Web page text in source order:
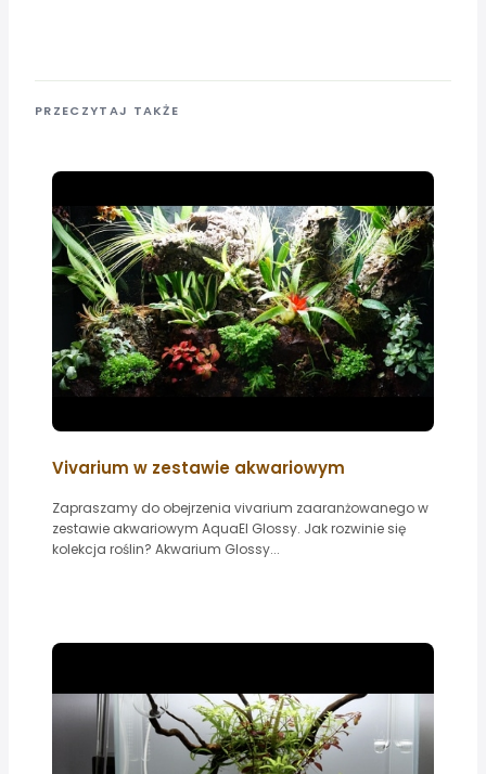
PRZECZYTAJ TAKŻE
Vivarium w zestawie akwariowym
Zapraszamy do obejrzenia vivarium zaaranżowanego w
zestawie akwariowym AquaEl Glossy. Jak rozwinie się
kolekcja roślin? Akwarium Glossy...